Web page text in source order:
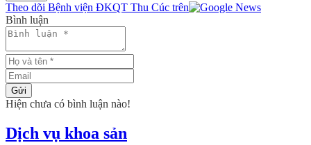
Theo dõi Bệnh viện ĐKQT Thu Cúc trên
Bình luận
Gửi
Hiện chưa có bình luận nào!
Dịch vụ khoa sản